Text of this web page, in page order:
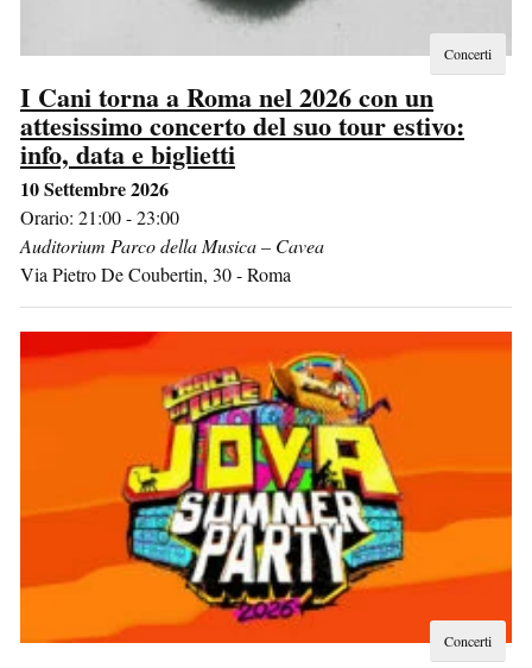
Concerti
I Cani torna a Roma nel 2026 con un
attesissimo concerto del suo tour estivo:
info, data e biglietti
10 Settembre 2026
Orario: 21:00 - 23:00
Auditorium Parco della Musica – Cavea
Via Pietro De Coubertin, 30-Roma
Concerti